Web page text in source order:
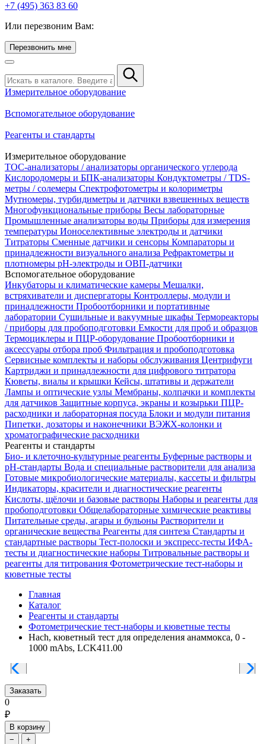
+7 (495) 363 83 60
Или перезвоним Вам:
Перезвонить мне
Измерительное оборудование
Вспомогательное оборудование
Реагенты и стандарты
Измерительное оборудование
TOC-анализаторы / анализаторы органического углерода
Кислородомеры и БПК-анализаторы Кондуктометры / TDS-
метры / солемеры Спектрофотометры и колориметры
Мутномеры, турбидиметры и датчики взвешенных веществ
Многофункциональные приборы Весы лабораторные
Промышленные анализаторы воды Приборы для измерения
температуры Ионоселективные электроды и датчики
Титраторы Сменные датчики и сенсоры Компараторы и
принадлежности визуального анализа Рефрактометры и
плотномеры pH-электроды и ОВП-датчики
Вспомогательное оборудование
Инкубаторы и климатические камеры Мешалки,
встряхиватели и диспергаторы Контроллеры, модули и
принадлежности Пробоотборники и портативные
лаборатории Сушильные и вакуумные шкафы Термореакторы
/ приборы для пробоподготовки Емкости для проб и образцов
Термоциклеры и ПЦР-оборудование Пробоотборники и
аксессуары отбора проб Фильтрация и пробоподготовка
Сервисные комплекты и наборы обслуживания Центрифуги
Картриджи и принадлежности для цифрового титратора
Кюветы, виалы и крышки Кейсы, штативы и держатели
Лампы и оптические узлы Мембраны, колпачки и комплекты
для датчиков Защитные корпуса, экраны и козырьки ПЦР-
расходники и лабораторная посуда Блоки и модули питания
Пипетки, дозаторы и наконечники ВЭЖХ-колонки и
хроматографические расходники
Реагенты и стандарты
Био- и клеточно-культурные реагенты Буферные растворы и
pH-стандарты Вода и специальные растворители для анализа
Готовые микробиологические материалы, кассеты и фильтры
Индикаторы, красители и диагностические реагенты
Кислоты, щёлочи и базовые растворы Наборы и реагенты для
пробоподготовки Общелабораторные химические реактивы
Питательные среды, агары и бульоны Растворители и
органические вещества Реагенты для синтеза Стандарты и
стандартные растворы Тест-полоски и экспресс-тесты ИФА-
тесты и диагностические наборы Титровальные растворы и
реагенты для титрования Фотометрические тест-наборы и
кюветные тесты
Главная
Каталог
Реагенты и стандарты
Фотометрические тест-наборы и кюветные тесты
Hach, кюветный тест для определения анаммокса, 0 -
1000 mAbs, LCK411.00
Заказать
0
₽
В корзину
−
+